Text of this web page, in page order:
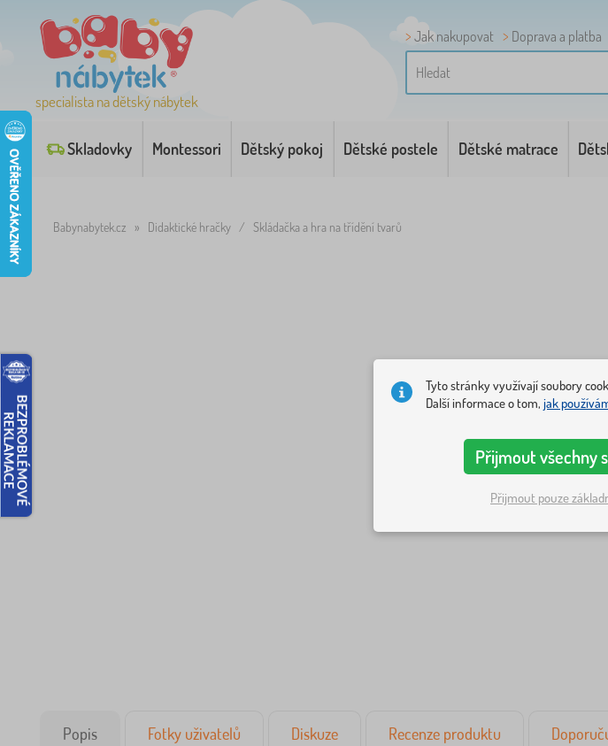
specialista na dětský nábytek
Jak nakupovat Doprava a platba
Skladovky Montessori Dětský pokoj Dětské postele Dětské matrace
Babynabytek.cz » Didaktické hračky / Skládačka a hra na třídění tvarů
Popis Fotky uživatelů Diskuze Recenze produktu
Tyto stránky využívají soubory
Další informace o tom, jak
Přijmout všechny
Přijmout pouze